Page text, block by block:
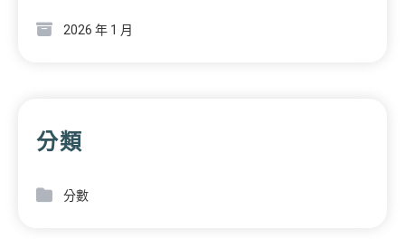
2026 年 1 月
分類
分數